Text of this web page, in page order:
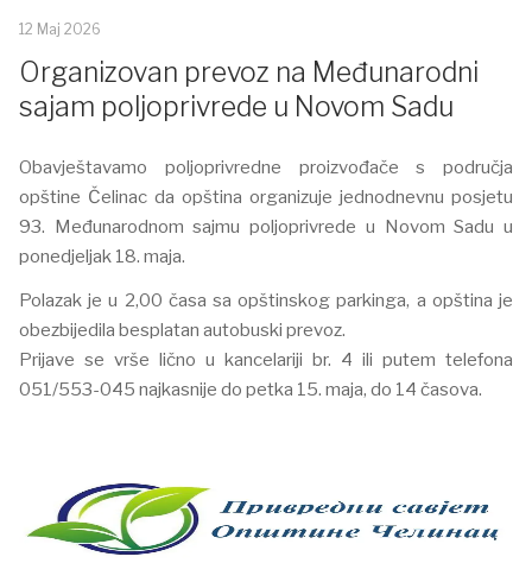
12 Maj 2026
Organizovan prevoz na Međunarodni
sajam poljoprivrede u Novom Sadu
Obavještavamo poljoprivredne proizvođače s područja
opštine Čelinac da opština organizuje jednodnevnu posjetu
93. Međunarodnom sajmu poljoprivrede u Novom Sadu u
ponedjeljak 18. maja.
Polazak je u 2,00 časa sa opštinskog parkinga, a opština je
obezbijedila besplatan autobuski prevoz.
Prijave se vrše lično u kancelariji br. 4 ili putem telefona
051/553-045 najkasnije do petka 15. maja, do 14 časova.